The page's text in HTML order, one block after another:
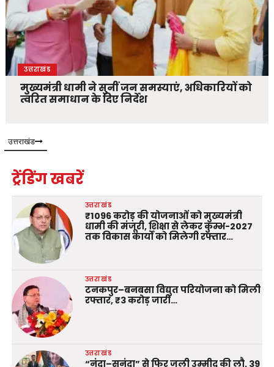
उत्तराखंड
मुख्यमंत्री धामी ने सुनीं जन समस्याएं, अधिकारियों को
त्वरित समाधान के दिए निर्देश
उत्तराखंड
ट्रेंडिंग खबरें
उत्तराखंड
₹1096 करोड़ की योजनाओं को मुख्यमंत्री
धामी की मंजूरी, शिक्षा से लेकर कुम्भ-2027
तक विकास कार्यों को मिलेगी रफ्तार…
उत्तराखंड
टनकपुर–बनबसा विद्युत परियोजना को मिली
रफ्तार, ₹3 करोड़ जारी…
उत्तराखंड
“नंदा–सुनंदा” से फिर जली उम्मीद की लौ, 39